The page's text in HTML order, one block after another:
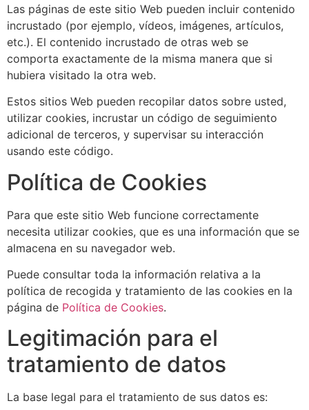
Las páginas de este sitio Web pueden incluir contenido
incrustado (por ejemplo, vídeos, imágenes, artículos,
etc.). El contenido incrustado de otras web se
comporta exactamente de la misma manera que si
hubiera visitado la otra web.
Estos sitios Web pueden recopilar datos sobre usted,
utilizar cookies, incrustar un código de seguimiento
adicional de terceros, y supervisar su interacción
usando este código.
Política de Cookies
Para que este sitio Web funcione correctamente
necesita utilizar cookies, que es una información que se
almacena en su navegador web.
Puede consultar toda la información relativa a la
política de recogida y tratamiento de las cookies en la
página de Política de Cookies.
Legitimación para el
tratamiento de datos
La base legal para el tratamiento de sus datos es: